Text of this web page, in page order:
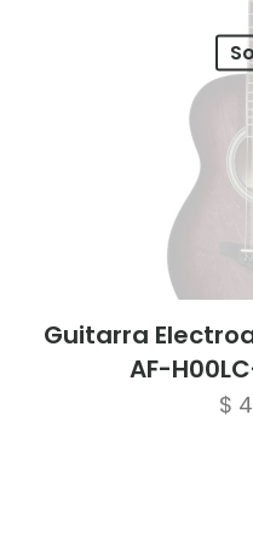
Guitarra
AF-
$